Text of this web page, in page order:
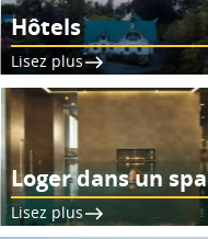
Hôtels
Lisez plus
Loger dans un spa
Lisez plus